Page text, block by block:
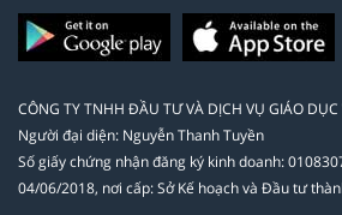
CÔNG TY TNHH ĐẦU TƯ VÀ DỊCH VỤ GIÁO DỤC
Người đại diện: Nguyễn Thanh Tuyền
Số giấy chứng nhận đăng ký kinh doanh:
04/06/2018, nơi cấp: Sở Kế hoạch và Đầu tư